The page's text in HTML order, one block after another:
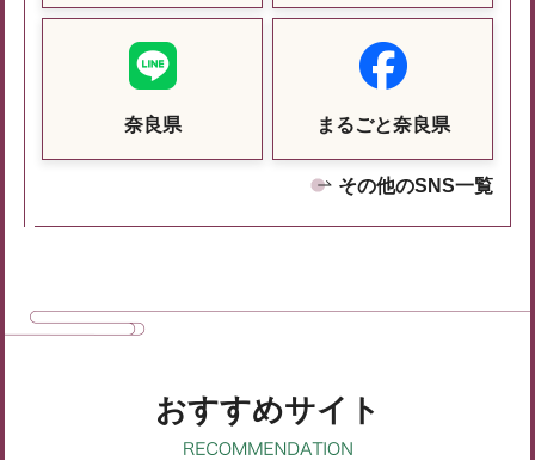
奈良県 まるごと奈良県
その他のSNS一覧
おすすめサイト